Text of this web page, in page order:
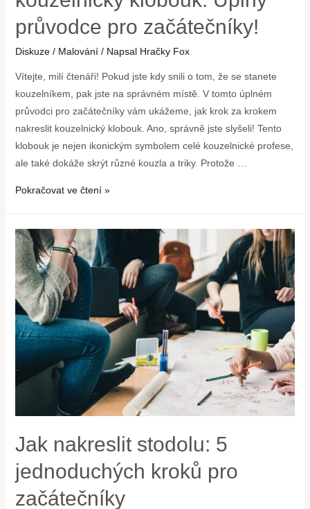
průvodce pro začátečníky!
Diskuze / Malování/ Napsal Hračky Fox
Vítejte, milí čtenáři! Pokud jste kdy snili o tom, že se stanete
kouzelníkem, pak jste na správném místě. V tomto úplném
průvodci pro začátečníky vám ukážeme, jak krok za krokem
nakreslit kouzelnický klobouk. Ano, správně jste slyšeli! Tento
klobouk je nejen ikonickým symbolem celé kouzelnické profese,
ale také dokáže skrýt různé kouzla a triky. Protože …
Pokračovat ve čtení »
Jak nakreslit stodolu: 5
jednoduchých kroků pro
začátečníky